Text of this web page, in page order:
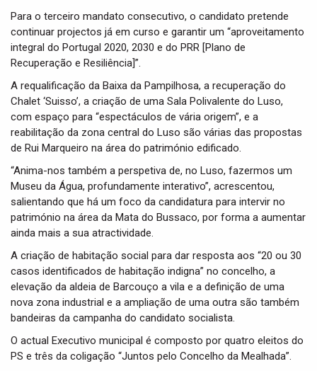
Para o terceiro mandato consecutivo, o candidato pretende
continuar projectos já em curso e garantir um “aproveitamento
integral do Portugal 2020, 2030 e do PRR [Plano de
Recuperação e Resiliência]”.
A requalificação da Baixa da Pampilhosa, a recuperação do
Chalet ‘Suisso’, a criação de uma Sala Polivalente do Luso,
com espaço para “espectáculos de vária origem”, e a
reabilitação da zona central do Luso são várias das propostas
de Rui Marqueiro na área do património edificado.
“Anima-nos também a perspetiva de, no Luso, fazermos um
Museu da Água, profundamente interativo”, acrescentou,
salientando que há um foco da candidatura para intervir no
património na área da Mata do Bussaco, por forma a aumentar
ainda mais a sua atractividade.
A criação de habitação social para dar resposta aos “20 ou 30
casos identificados de habitação indigna” no concelho, a
elevação da aldeia de Barcouço a vila e a definição de uma
nova zona industrial e a ampliação de uma outra são também
bandeiras da campanha do candidato socialista.
O actual Executivo municipal é composto por quatro eleitos do
PS e três da coligação “Juntos pelo Concelho da Mealhada”.